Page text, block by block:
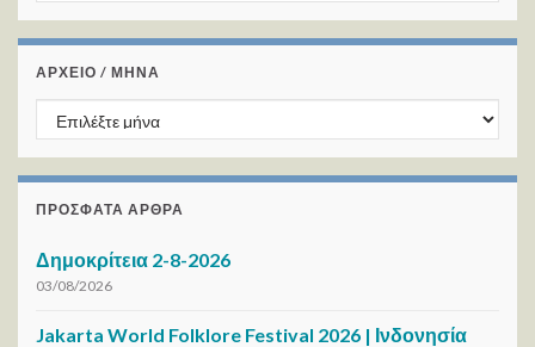
ΑΡΧΕΙΟ / ΜΗΝΑ
ΑΡΧΕΙΟ / ΜΗΝΑ
ΠΡΌΣΦΑΤΑ ΆΡΘΡΑ
Δημοκρίτεια 2-8-2026
03/08/2026
Jakarta World Folklore Festival 2026 | Ινδονησία